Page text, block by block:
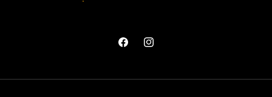
FacebookInstagram